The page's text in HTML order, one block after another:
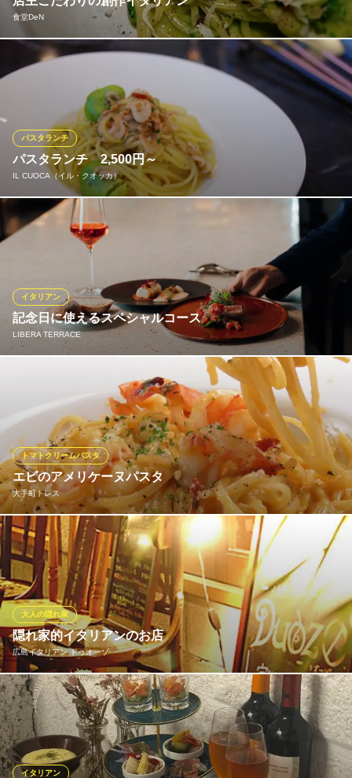
広電本線銀山町駅 徒歩6分
広島県広島市中区薬研堀3-6-1 薬研堀ビル1F
食堂DeN
料理の素材にもこだわった創作イタリアンをご賞味下さい。料理
食堂DeN
イタリアン料理
広電本線胡町駅 徒歩5分
広島県広島市中区薬研堀3-12 椿ビル3F
パスタランチ 2,500円～
IL CUOCA（イル・クオッカ）
パスタランチ
ランチタイムも一切の妥協なし。 前菜・パスタ・メイン・ドルチ
ェまで楽しめるコーススタイルで、ちょっと特別なランチタイム
を演出します！ さらに！3,800円、5,500円コースは、2種類のパ
スタが！少しだけプチ贅沢いかがですか！？
IL CUOCA（イル・クオッカ）
イタリアン
広電本線八丁堀駅 徒歩5分
記念日に使えるスペシャルコース
LIBERA TERRACE
イタリアン
誕生日や記念日に 季節の食材を最高の状態で堪能。 ディナース
ペチャーレコース 11,000円 リクエストがあればお申し付けくだ
さい。 冷前菜、温前菜、パスタ、魚料理、肉料理、デザート、食
後のお飲み物
LIBERA TERRACE
季節食材本格イタリアン
ＪＲ広島駅 徒歩3分
広島県広島市南区松原町2-62 広島JPビルディング2F
エビのアメリケーヌパスタ
大手町トレス
トマトクリームパスタ
エビの旨味を閉じ込めたアメリケーヌソースとトマトクリームで
リッチな味わいに♪ リングイネパスタとの相性ばっちり！
大手町トレス
イタリアン×鉄板料理
広電宇品線中電前駅 徒歩4分
広島県広島市中区大手町3-3-27
隠れ家的イタリアンのお店
広島イタリアン ドゥオーゾ
大人の隠れ家
電停から徒歩3分♪ 隠れ家的イタリアンのお店。 ランチ利用でも会
社宴会・プライベート飲み会でも使いやすいです☆彡
広島イタリアン ドゥオーゾ
記念日祝いにイタリアン
イタリアン